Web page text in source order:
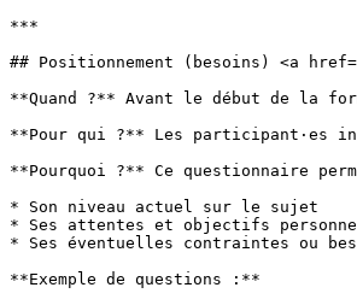
***
## Positionnement (besoins) <a
**Quand ?** Avant le début de la
**Pour qui ?** Les participant·es
**Pourquoi ?** Ce questionnaire
* Son niveau actuel sur le sujet
* Ses attentes et objectifs
* Ses éventuelles contraintes ou
**Exemple de questions :**